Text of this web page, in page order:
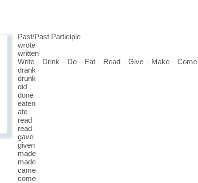
Past/Past Participle
wrote
written
Write – Drink – Do – Eat – Read – Give – Make – Come
drank
drunk
did
done
eaten
ate
read
read
gave
given
made
made
came
come